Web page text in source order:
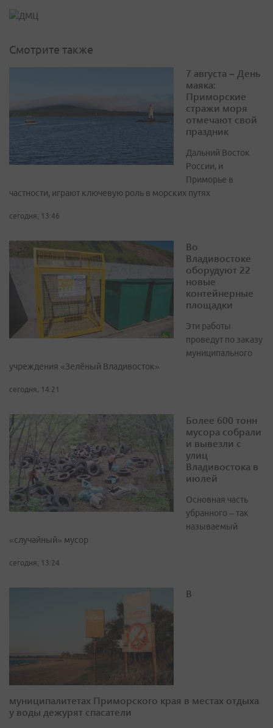
Смотрите также
7 августа – День
маяка:
Приморские
стражи моря
отмечают свой
праздник
Дальний Восток
России, и
Приморье в
частности, играют ключевую роль в морских путях
сегодня, 13:46
Во
Владивостоке
оборудуют 22
новые
контейнерные
площадки
Эти работы
проведут по заказу
муниципального
учреждения «Зелёный Владивосток»
сегодня, 14:21
Более 600 тонн
мусора собрали
и вывезли с
улиц
Владивостока в
июлей
Основная часть
убранного – так
называемый
«случайный» мусор
сегодня, 13:24
В
муниципалитетах Приморского края в местах отдыха
у воды дежурят спасатели